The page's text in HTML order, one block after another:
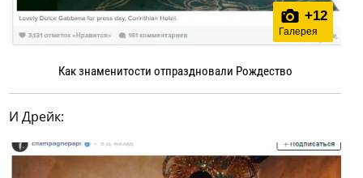
+12
Галерея
Как знаменитости отпраздновали Рождество
И Дрейк: